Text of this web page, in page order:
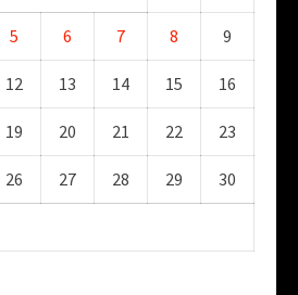
5 6 7 8 9
12 13 14 15 16
19 20 21 22 23
26 27 28 29 30